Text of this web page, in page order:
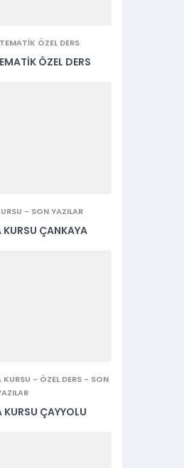
ÖZEL DERS
ÖZEL DERS
- SON YAZILAR
ÇANKAYA
KURSU - ÖZEL DERS - SON
ÇAYYOLU